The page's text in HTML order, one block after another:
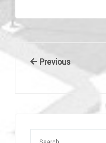
Navigacija
Previous
Previous